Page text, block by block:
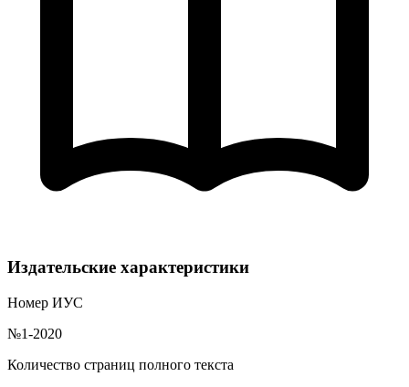
Издательские характеристики
Номер ИУС
№1-2020
Количество страниц полного текста